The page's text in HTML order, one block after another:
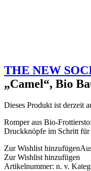
THE NEW
„Camel“, Bio
Dieses Produkt ist derzeit
Romper aus Bio-
Druckknöpfe im Schritt für
Zur Wishlist hinzufügen
Zur Wishlist hinzufügen
Artikelnummer: n. v.